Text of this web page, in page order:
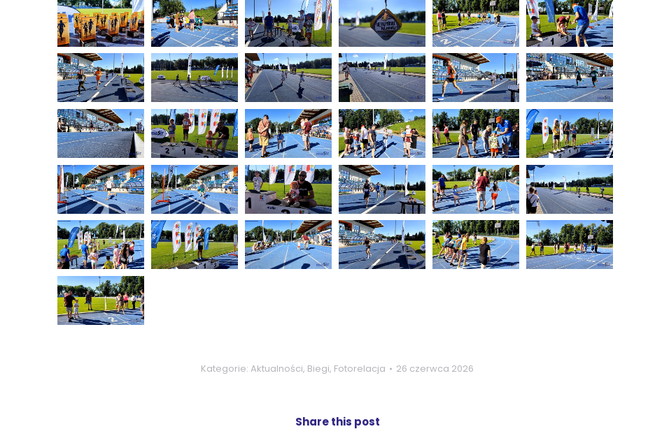
Kategorie: Aktualności, Biegi, Fotorelacja 26 czerwca 2026
Share this post